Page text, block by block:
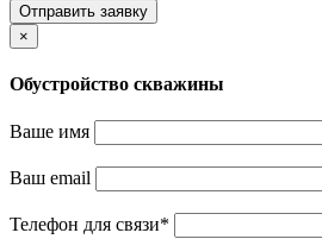
Отправить заявку
×
Обустройство скважины
Ваше имя
Ваш email
Телефон для связи*